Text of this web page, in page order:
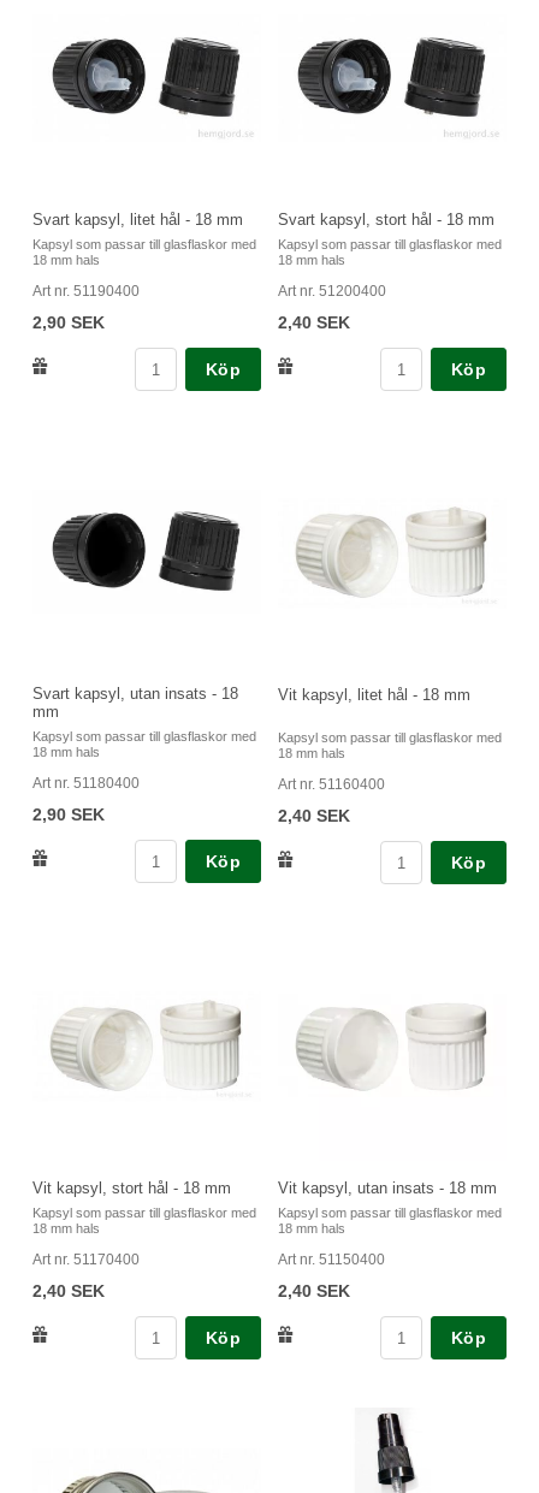
Svart kapsyl, litet hål - 18 mm
Kapsyl som passar till glasflaskor med
18 mm hals
Art nr. 51190400
2,90 SEK
Köp
Svart kapsyl, stort hål - 18 mm
Kapsyl som passar till glasflaskor med
18 mm hals
Art nr. 51200400
2,40 SEK
Köp
Svart kapsyl, utan insats - 18
mm
Kapsyl som passar till glasflaskor med
18 mm hals
Art nr. 51180400
2,90 SEK
Köp
Vit kapsyl, litet hål - 18 mm
Kapsyl som passar till glasflaskor med
18 mm hals
Art nr. 51160400
2,40 SEK
Köp
Vit kapsyl, stort hål - 18 mm
Kapsyl som passar till glasflaskor med
18 mm hals
Art nr. 51170400
2,40 SEK
Köp
Vit kapsyl, utan insats - 18 mm
Kapsyl som passar till glasflaskor med
18 mm hals
Art nr. 51150400
2,40 SEK
Köp